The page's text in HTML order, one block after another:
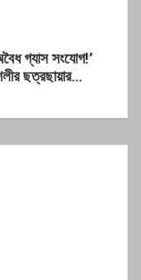
গ্যাস সংযোগ!’
ছত্রছায়ার